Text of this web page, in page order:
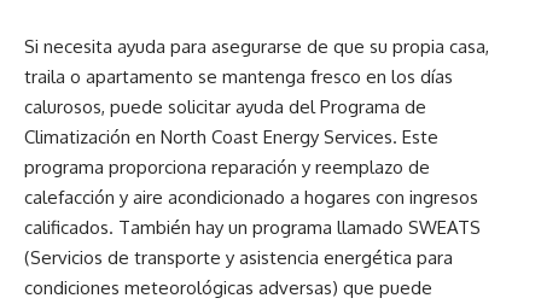
Si necesita ayuda para asegurarse de que su propia casa,
traila o apartamento se mantenga fresco en los días
calurosos, puede solicitar ayuda del Programa de
Climatización en North Coast Energy Services. Este
programa proporciona reparación y reemplazo de
calefacción y aire acondicionado a hogares con ingresos
calificados. También hay un programa llamado SWEATS
(Servicios de transporte y asistencia energética para
condiciones meteorológicas adversas) que puede